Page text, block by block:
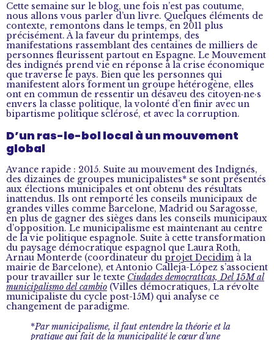
Cette semaine sur le blog, une fois n’est pas coutume,
nous allons vous parler d’un livre. Quelques éléments de
contexte, remontons dans le temps, en 2011 plus
précisément. À la faveur du printemps, des
manifestations rassemblant des centaines de milliers de
personnes fleurissent partout en Espagne. Le Mouvement
des indignés prend vie en réponse à la crise économique
que traverse le pays. Bien que les personnes qui
manifestent alors forment un groupe hétérogène, elles
ont en commun de ressentir un désaveu des citoyen·ne·s
envers la classe politique, la volonté d’en finir avec un
bipartisme politique sclérosé, et avec la corruption.
D’un ras-le-bol local à un mouvement
global
Avance rapide : 2015. Suite au mouvement des Indignés,
des dizaines de groupes municipalistes* se sont présentés
aux élections municipales et ont obtenu des résultats
inattendus. Ils ont remporté les conseils municipaux de
grandes villes comme Barcelone, Madrid ou Saragosse,
en plus de gagner des sièges dans les conseils municipaux
d’opposition. Le municipalisme est maintenant au centre
de la vie politique espagnole. Suite à cette transformation
du paysage démocratique espagnol que Laura Roth,
Arnau Monterde (coordinateur du projet Decidim à la
mairie de Barcelone), et Antonio Calleja-López s’associent
pour travailler sur le texte Ciudades democraticas, Del 15M al
municipalismo del cambio (Villes démocratiques, La révolte
municipaliste du cycle post-15M) qui analyse ce
changement de paradigme.
*Par municipalisme, il faut entendre la théorie et la
pratique qui fait de la municipalité le cœur d’une